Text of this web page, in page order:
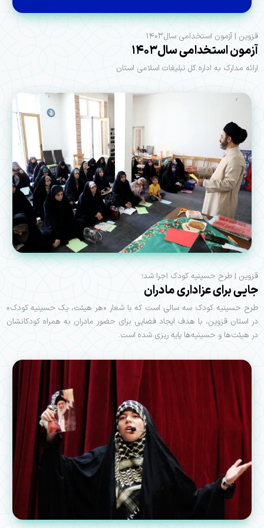
قزوین | آزمون استخدامی سال۱۴۰۳
آزمون استخدامی سال۱۴۰۳
ارائه مدارک به اداره کل تبلیغات اسلامی استان
قزوین | طرح حسینیه کودک اجرا شد؛
جایی برای عزاداری مادران
طرح حسینیه کودک سه سالی است که با شعار «هر هیئت، یک حسینیه کودک»
در استان قزوین، با هدف ایجاد فضایی برای حضور مادران به همراه کودکانشان
در هیئت‌ها و حسینیه‌ها پایه ریزی شده است.